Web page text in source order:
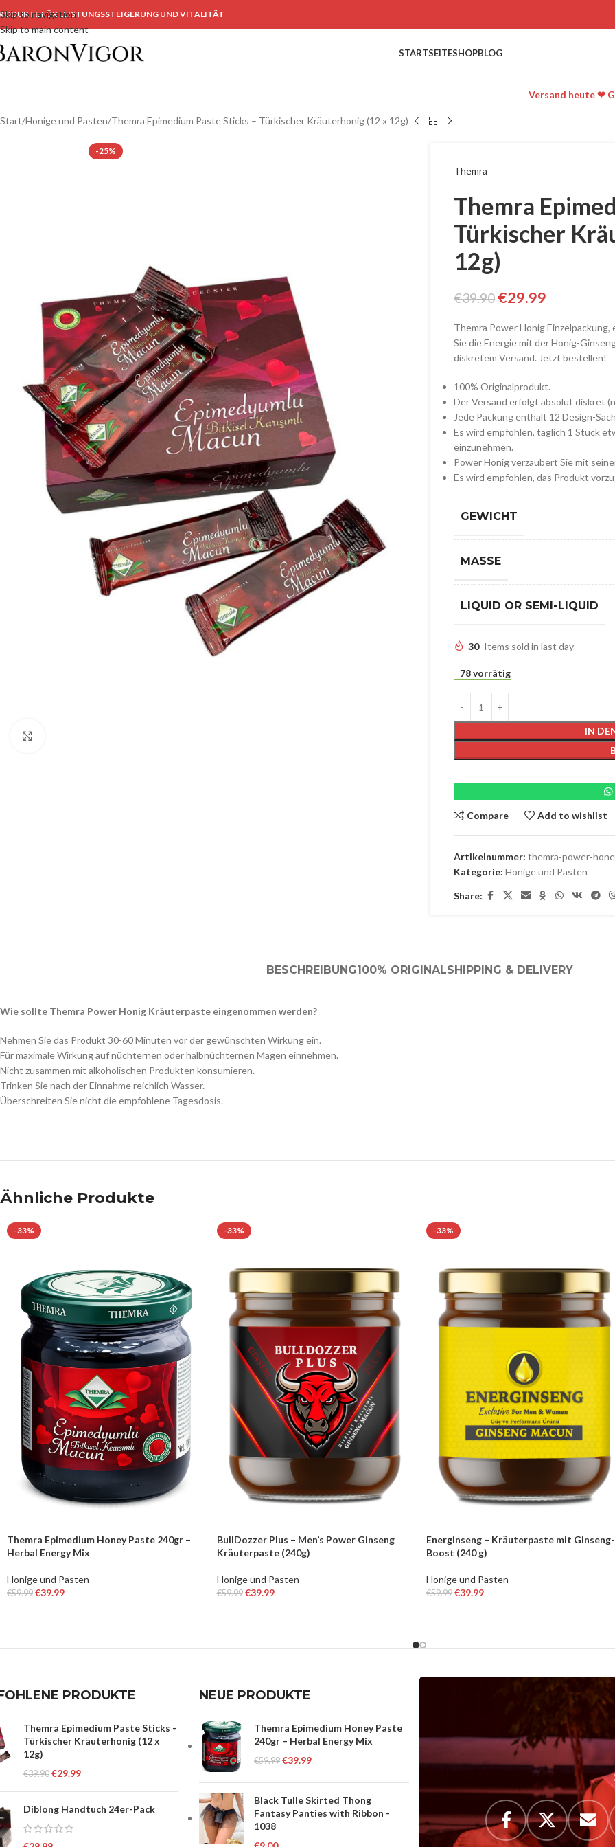
Skip to navigation
Skip to main content
FÜR LEISTUNGSSTEIGERUNG UND VITALITÄT
STARTSEITESHOPBLOG
Versand heute ❤
Start Honige und Pasten Themra Epimedium Paste Sticks – Türkischer Kräuterhonig (12 x 12g)
-25%
Themra
Themra
Türkischer
12g)
€39.90 €29.99
Themra Power Honig
Sie die Energie mit der Honig-
diskretem Versand. Jetzt bestellen!
100% Originalprodukt.
Der Versand erfolgt absolut diskret
Jede Packung enthält 12 Design-
Es wird empfohlen, täglich 1 Stück
einzunehmen.
Power Honig verzaubert Sie mit
Es wird empfohlen, das Produkt
GEWICHT
MASSE
LIQUID OR SEMI-LIQUID
30 Items sold in last day
78 vorrätig
IN
Compare Add to wishlist
Artikelnummer: themra-power-
Kategorie: Honige und Pasten
Share:
BESCHREIBUNG100% ORIGINALSHIPPING & DELIVERY
Wie sollte Themra Power Honig Kräuterpaste eingenommen werden?
Nehmen Sie das Produkt 30-60 Minuten vor der gewünschten Wirkung ein.
Für maximale Wirkung auf nüchternen oder halbnüchternen Magen einnehmen.
Nicht zusammen mit alkoholischen Produkten konsumieren.
Trinken Sie nach der Einnahme reichlich Wasser.
Überschreiten Sie nicht die empfohlene Tagesdosis.
Ähnliche Produkte
-33%
Themra Epimedium Honey Paste 240gr –
Herbal Energy Mix
Honige und Pasten
€59.99 €39.99
-33%
BullDozzer Plus – Men’s Power Ginseng
Kräuterpaste (240g)
Honige und Pasten
€59.99 €39.99
-33%
Energinseng – Kräuterpaste mit Ginseng-
Boost (240 g)
Honige und Pasten
€59.99 €39.99
PRODUKTE
Themra Epimedium Paste Sticks -
Türkischer Kräuterhonig (12 x
12g)
€39.90 €29.99
Diblong Handtuch 24er-Pack
NEUE PRODUKTE
Themra Epimedium Honey Paste
240gr – Herbal Energy Mix
€59.99 €39.99
Black Tulle Skirted Thong
Fantasy Panties with Ribbon -
1038